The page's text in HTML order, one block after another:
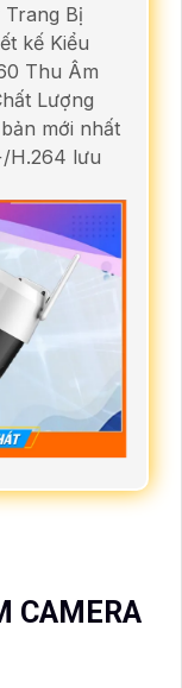
Bị
kế Kiểu
Thu Âm
Lượng
mới nhất
H.264 lưu
CAMERA